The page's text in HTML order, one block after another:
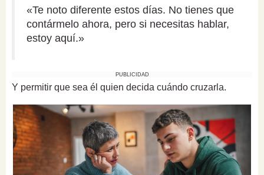
«Te noto diferente estos días. No tienes que
contármelo ahora, pero si necesitas hablar,
estoy aquí.»
PUBLICIDAD
Y permitir que sea él quien decida cuándo cruzarla.